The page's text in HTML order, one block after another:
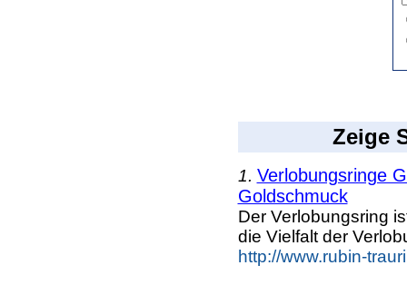
Zeige
1. Verlobungsringe
Goldschmuck
Der Verlobungsring
die Vielfalt der
http://www.rubin-